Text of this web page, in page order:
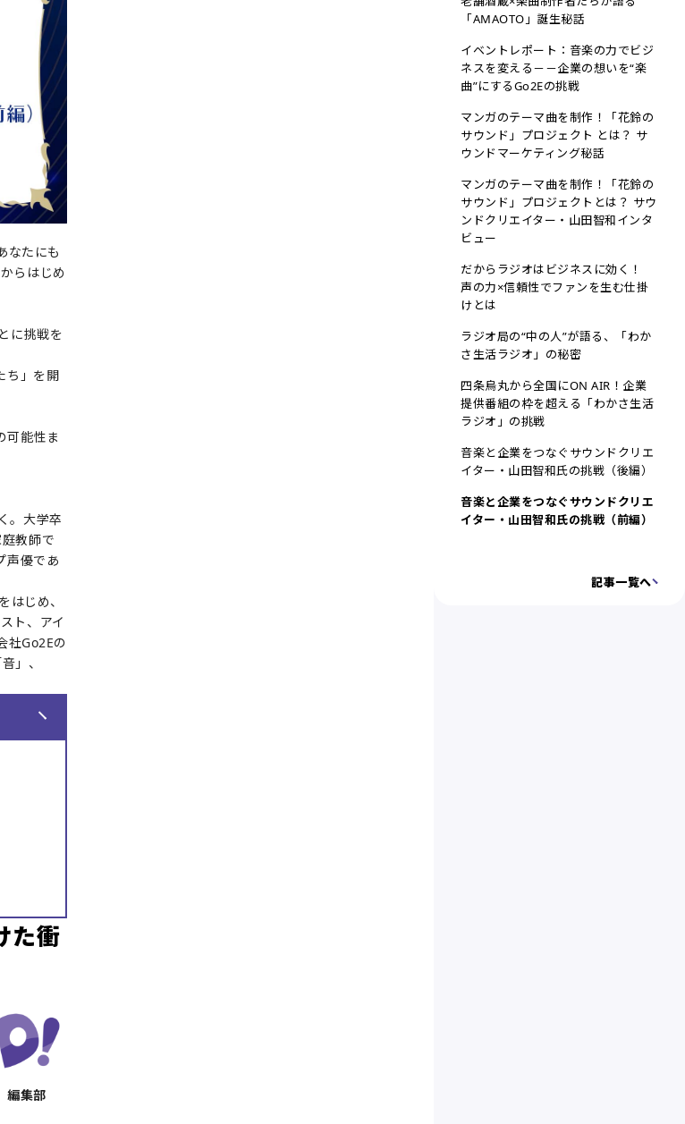
なたにも
らはじめ
に挑戦を
ち」を開
可能性ま
。大学卒
教師で
声優であ
じめ、
ト、アイ
社Go2Eの
」、
た衝
「AMAOTO」誕生秘話
イベントレポート：音楽の力でビジ
ネスを変える－－企業の想いを“楽
曲”にするGo2Eの挑戦
マンガのテーマ曲を制作！「花鈴の
サウンド」プロジェクト とは？ サ
ウンドマーケティング秘話
マンガのテーマ曲を制作！「花鈴の
サウンド」プロジェクトとは？ サウ
ンドクリエイター・山田智和インタ
ビュー
だからラジオはビジネスに効く！
声の力×信頼性でファンを生む仕掛
けとは
ラジオ局の“中の人”が語る、「わか
さ生活ラジオ」の秘密
四条烏丸から全国にON AIR！企業
提供番組の枠を超える「わかさ生活
ラジオ」の挑戦
音楽と企業をつなぐサウンドクリエ
イター・山田智和氏の挑戦（後編）
音楽と企業をつなぐサウンドクリエ
イター・山田智和氏の挑戦（前編）
記事一覧へ